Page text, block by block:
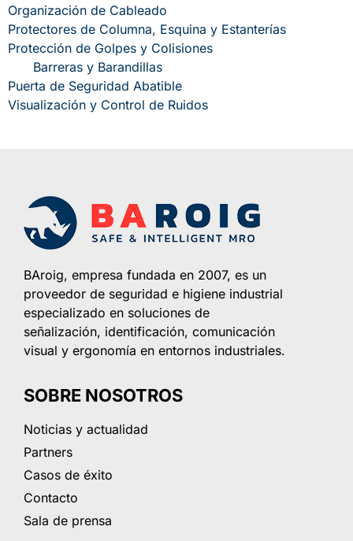
Organización de Cableado
Protectores de Columna, Esquina y Estanterías
Protección de Golpes y Colisiones
Barreras y Barandillas
Puerta de Seguridad Abatible
Visualización y Control de Ruidos
BAroig, empresa fundada en 2007, es un
proveedor de seguridad e higiene industrial
especializado en soluciones de
señalización, identificación, comunicación
visual y ergonomía en entornos industriales.
SOBRE NOSOTROS
Noticias y actualidad
Partners
Casos de éxito
Contacto
Sala de prensa